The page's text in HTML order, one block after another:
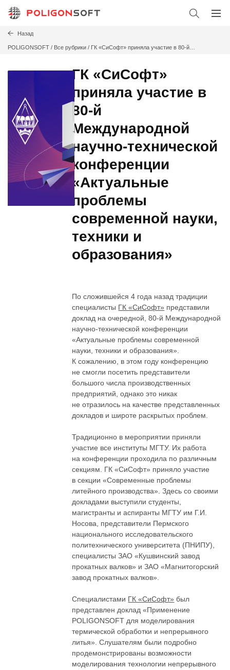
Назад
POLIGONSOFT / Все рубрики / ГК «СиСофт» приняла участие в 80-й
ГК «СиСофт»
приняла участие в
80-й
Международной
научно-технической
конференции
«Актуальные
проблемы
современной науки,
техники и
образования»
По сложившейся 4 года назад традиции
специалисты ГК «СиСофт» представили
доклад на очередной, 80-й Международной
научно-технической конференции
«Актуальные проблемы современной
науки, техники и образования».
К сожалению, в этом году конференцию
не смогли посетить представители
большого числа производственных
предприятий, однако это никак
не отразилось на качестве представленных
докладов и широте раскрытых проблем.
Традиционно в мероприятии приняли
участие все институты МГТУ. Их работа
на конференции проходила по различным
секциям. ГК «СиСофт» приняло участие
в секции «Современные проблемы
литейного производства». Здесь со своими
докладами выступили студенты,
магистранты и аспиранты МГТУ им Г.И.
Носова, представители Пермского
национального исследовательского
политехнического университета (ПНИПУ),
специалисты ЗАО «Кушвинский завод
прокатных валков» и ЗАО «Магнитогорский
завод прокатных валков».
Специалистами ГК «СиСофт» был
представлен доклад «Применение
POLIGONSOFT для моделирования
термической обработки и непрерывного
литья». Слушателям были подробно
продемонстрированы возможности
моделирования технологии непрерывного